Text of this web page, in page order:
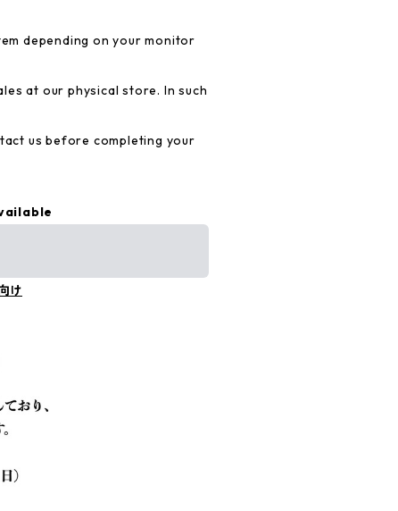
depending on your monitor
at our physical store. In such
us before completing your
け